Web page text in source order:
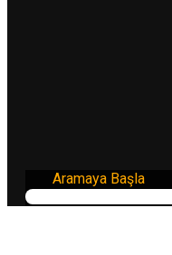
Aramaya Başla